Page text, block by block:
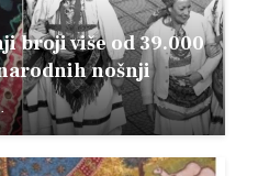
broji više od 39.000
nošnji